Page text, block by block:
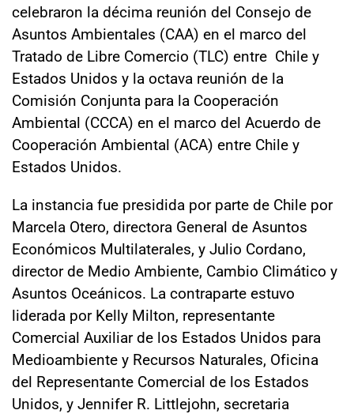
celebraron la décima reunión del Consejo de
Asuntos Ambientales (CAA) en el marco del
Tratado de Libre Comercio (TLC) entre Chile y
Estados Unidos y la octava reunión de la
Comisión Conjunta para la Cooperación
Ambiental (CCCA) en el marco del Acuerdo de
Cooperación Ambiental (ACA) entre Chile y
Estados Unidos.
La instancia fue presidida por parte de Chile por
Marcela Otero, directora General de Asuntos
Económicos Multilaterales, y Julio Cordano,
director de Medio Ambiente, Cambio Climático y
Asuntos Oceánicos. La contraparte estuvo
liderada por Kelly Milton, representante
Comercial Auxiliar de los Estados Unidos para
Medioambiente y Recursos Naturales, Oficina
del Representante Comercial de los Estados
Unidos, y Jennifer R. Littlejohn, secretaria